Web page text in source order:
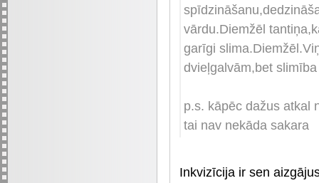
vārdu.Diemžēl
garīgi
dvieļgalvām,bet
p.s. kāpēc dažus atkal
tai nav nekāda sakara
Inkvizīcija ir sen